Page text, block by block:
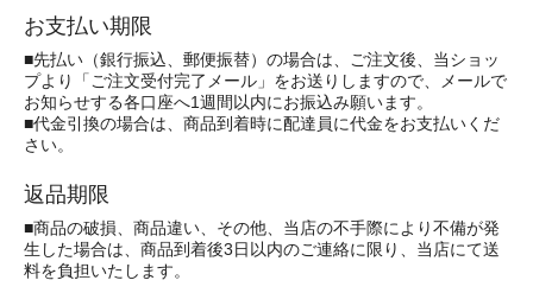
お支払い期限
■先払い（銀行振込、郵便振替）の場合は、ご注文後、当ショッ
プより「ご注文受付完了メール」をお送りしますので、メールで
お知らせする各口座へ1週間以内にお振込み願います。
■代金引換の場合は、商品到着時に配達員に代金をお支払いくだ
さい。
返品期限
■商品の破損、商品違い、その他、当店の不手際により不備が発
生した場合は、商品到着後3日以内のご連絡に限り、当店にて送
料を負担いたします。